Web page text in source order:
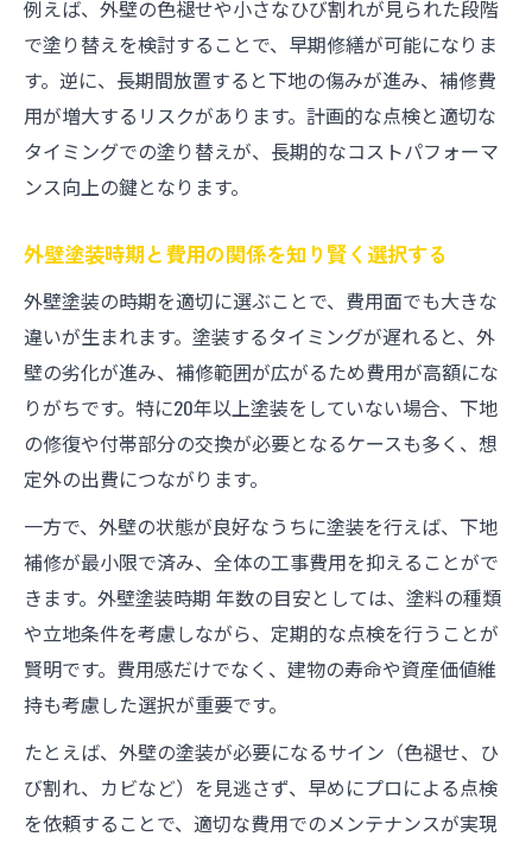
例えば、外壁の色褪せや小さなひび割れが見られた段階
で塗り替えを検討することで、早期修繕が可能になりま
す。逆に、長期間放置すると下地の傷みが進み、補修費
用が増大するリスクがあります。計画的な点検と適切な
タイミングでの塗り替えが、長期的なコストパフォーマ
ンス向上の鍵となります。
外壁塗装時期と費用の関係を知り賢く選択する
外壁塗装の時期を適切に選ぶことで、費用面でも大きな
違いが生まれます。塗装するタイミングが遅れると、外
壁の劣化が進み、補修範囲が広がるため費用が高額にな
りがちです。特に20年以上塗装をしていない場合、下地
の修復や付帯部分の交換が必要となるケースも多く、想
定外の出費につながります。
一方で、外壁の状態が良好なうちに塗装を行えば、下地
補修が最小限で済み、全体の工事費用を抑えることがで
きます。外壁塗装時期 年数の目安としては、塗料の種類
や立地条件を考慮しながら、定期的な点検を行うことが
賢明です。費用感だけでなく、建物の寿命や資産価値維
持も考慮した選択が重要です。
たとえば、外壁の塗装が必要になるサイン（色褪せ、ひ
び割れ、カビなど）を見逃さず、早めにプロによる点検
を依頼することで、適切な費用でのメンテナンスが実現